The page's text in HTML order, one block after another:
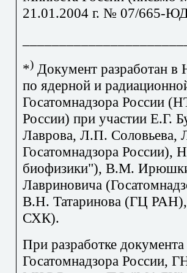
21.01.2004 г. № 07/665-
*) Документ разработан в
по ядерной и
Госатомнадзора России
России) при участии Е.Г.
Лаврова, Л.П.
Госатомнадзора
биофизики"), В.М.
Лавриновича
В.Н. Татаринова (ГЦ
СХК).
При разработке
Госатомнадзора